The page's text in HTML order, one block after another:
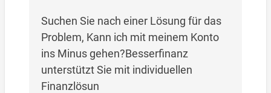
Suchen Sie nach einer Lösung für das
Problem, Kann ich mit meinem Konto
ins Minus gehen?Besserfinanz
unterstützt Sie mit individuellen
Finanzlösun